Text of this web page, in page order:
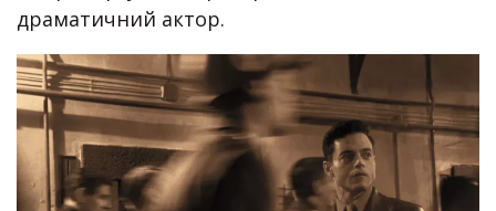
драматичний актор.